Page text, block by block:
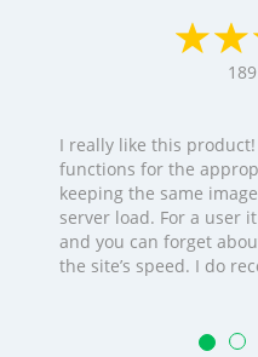
189
I really like this
functions for the
keeping the same
server load. For a user
and you can forget
the site’s speed. I do